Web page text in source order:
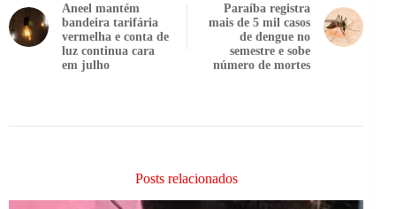
Aneel mantém
bandeira tarifária
vermelha e conta de
luz continua cara
em julho
Paraíba registra
mais de 5 mil casos
de dengue no
semestre e sobe
número de mortes
Posts relacionados